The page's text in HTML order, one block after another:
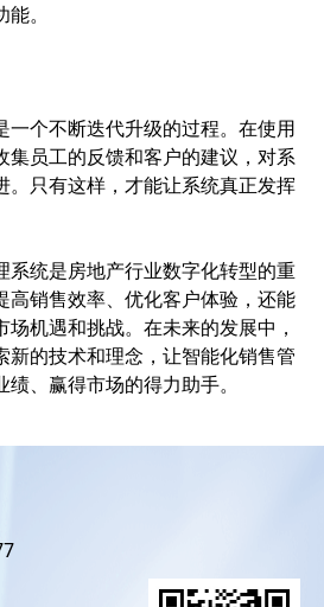
。
一个不断迭代升级的过程。在使用
集员工的反馈和客户的建议，对系
。只有这样，才能让系统真正发挥
系统是房地产行业数字化转型的重
高销售效率、优化客户体验，还能
机遇和挑战。在未来的发展中，
新的技术和理念，让智能化销售管
、赢得市场的得力助手。